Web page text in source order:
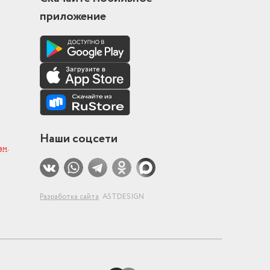
.
приложение
Наши соцсети
Разработка сайта ASTDESIGN